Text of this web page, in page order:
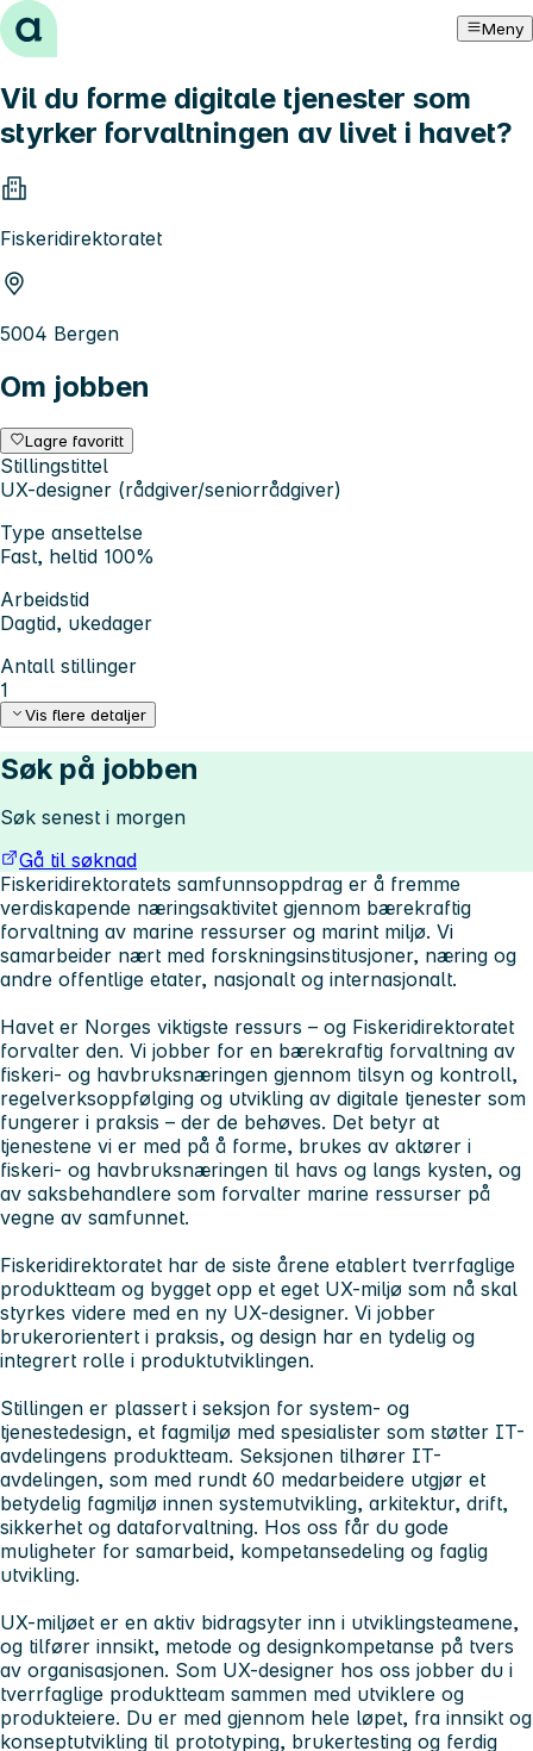
Hopp til innhold Meny
Vil du forme digitale tjenester som
styrker forvaltningen av livet i havet?
Fiskeridirektoratet
5004 Bergen
Om jobben
Lagre favoritt
Stillingstittel
UX-designer (rådgiver/seniorrådgiver)
Type ansettelse
Fast, heltid 100%
Arbeidstid
Dagtid, ukedager
Antall stillinger
1
Vis flere detaljer
Søk på jobben
Søk senest i morgen
Gå til søknad
Fiskeridirektoratets samfunnsoppdrag er å fremme
verdiskapende næringsaktivitet gjennom bærekraftig
forvaltning av marine ressurser og marint miljø. Vi
samarbeider nært med forskningsinstitusjoner, næring og
andre offentlige etater, nasjonalt og internasjonalt.
Havet er Norges viktigste ressurs – og Fiskeridirektoratet
forvalter den. Vi jobber for en bærekraftig forvaltning av
fiskeri- og havbruksnæringen gjennom tilsyn og kontroll,
regelverksoppfølging og utvikling av digitale tjenester som
fungerer i praksis – der de behøves. Det betyr at
tjenestene vi er med på å forme, brukes av aktører i
fiskeri- og havbruksnæringen til havs og langs kysten, og
av saksbehandlere som forvalter marine ressurser på
vegne av samfunnet.
Fiskeridirektoratet har de siste årene etablert tverrfaglige
produktteam og bygget opp et eget UX-miljø som nå skal
styrkes videre med en ny UX-designer. Vi jobber
brukerorientert i praksis, og design har en tydelig og
integrert rolle i produktutviklingen.
Stillingen er plassert i seksjon for system- og
tjenestedesign, et fagmiljø med spesialister som støtter IT-
avdelingens produktteam. Seksjonen tilhører IT-
avdelingen, som med rundt 60 medarbeidere utgjør et
betydelig fagmiljø innen systemutvikling, arkitektur, drift,
sikkerhet og dataforvaltning. Hos oss får du gode
muligheter for samarbeid, kompetansedeling og faglig
utvikling.
UX-miljøet er en aktiv bidragsyter inn i utviklingsteamene,
og tilfører innsikt, metode og designkompetanse på tvers
av organisasjonen. Som UX-designer hos oss jobber du i
tverrfaglige produktteam sammen med utviklere og
produkteiere. Du er med gjennom hele løpet, fra innsikt og
konseptutvikling til prototyping, brukertesting og ferdig